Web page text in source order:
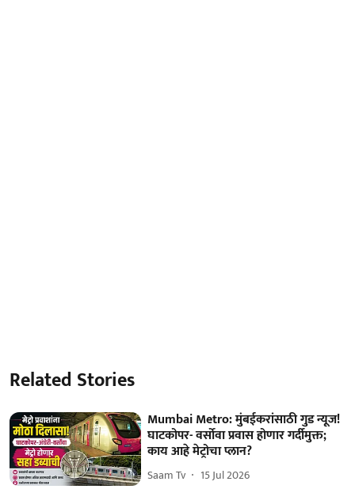
Related Stories
Mumbai Metro: मुंबईकरांसाठी गुड न्यूज!
घाटकोपर- वर्सोवा प्रवास होणार गर्दीमुक्त;
काय आहे मेट्रोचा प्लान?
Saam Tv 15 Jul 2026